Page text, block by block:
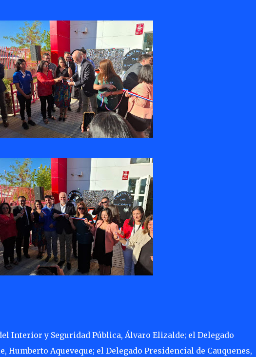
Interior y Seguridad Pública, Álvaro Elizalde; el Delegado
Humberto Aqueveque; el Delegado Presidencial de Cauquenes,